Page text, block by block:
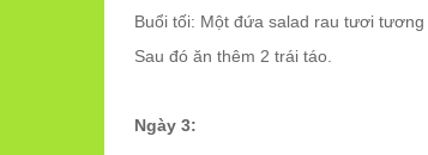
Buổi tối: Một đứa salad rau tươi
Sau đó ăn thêm 2 trái táo.
Ngày 3: